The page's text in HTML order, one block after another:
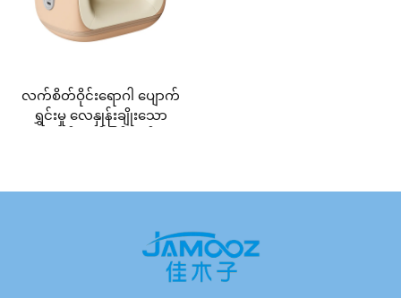
လက်စိတ်ဝိုင်းရောဂါ ပျောက်
ရွှင်းမှု လေနှုန်းချိုးသော